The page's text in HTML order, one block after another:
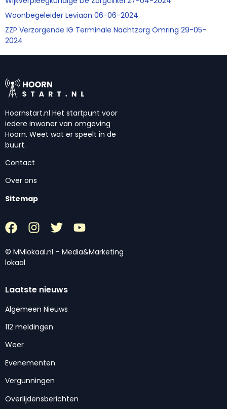
Woonbegeleider Leviaan 06-06-2024
ZZP Verzorgende IG Terminale Nachtzorg Omring 29-05-
2024
Hoornstart.nl Het startpunt voor
iedere inwoner van omgeving
Hoorn. Weet wat er speelt in de
buurt.
Contact
Over ons
Sitemap
© MMlokaal.nl – Media&Marketing
lokaal
Laatste nieuws
Algemeen Nieuws
112 meldingen
Weer
Evenementen
Vergunningen
Overlijdensberichten